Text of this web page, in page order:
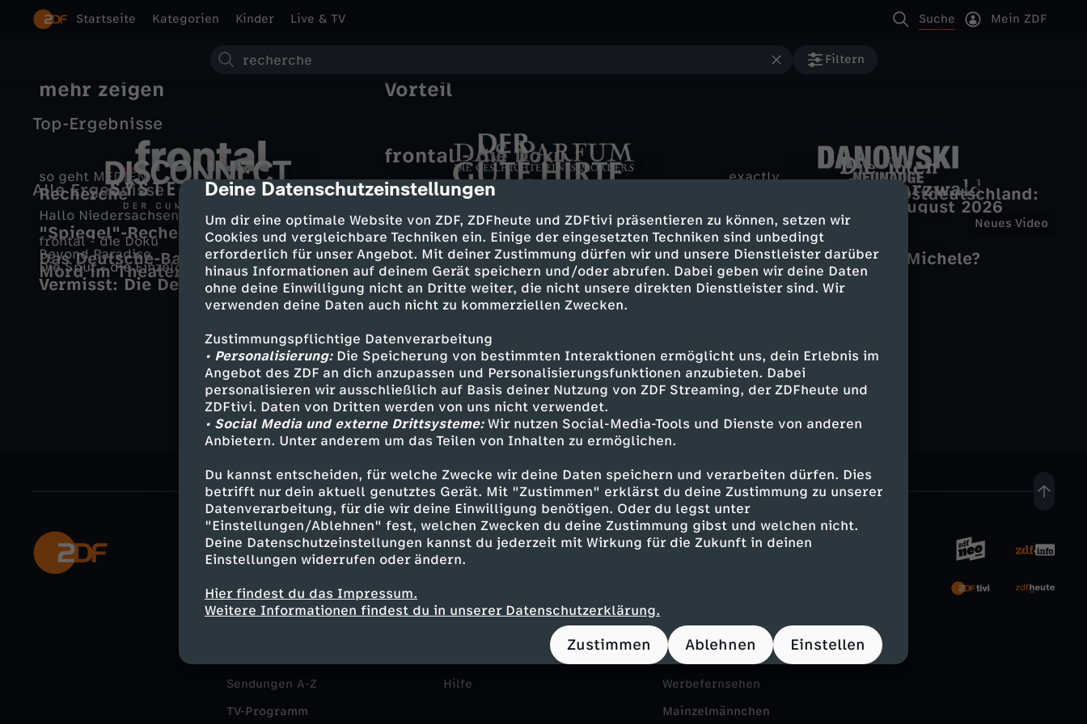
cmp-dialog-description
Deine Datenschutzeinstellungen
Um dir eine optimale Website von ZDF, ZDFheute und ZDFtivi präsentieren zu können, setzen wir
Cookies und vergleichbare Techniken ein. Einige der eingesetzten Techniken sind unbedingt
erforderlich für unser Angebot. Mit deiner Zustimmung dürfen wir und unsere Dienstleister darüber
hinaus Informationen auf deinem Gerät speichern und/oder abrufen. Dabei geben wir deine Daten
ohne deine Einwilligung nicht an Dritte weiter, die nicht unsere direkten Dienstleister sind. Wir
verwenden deine Daten auch nicht zu kommerziellen Zwecken.
Zustimmungspflichtige Datenverarbeitung
• Personalisierung:Die Speicherung von bestimmten Interaktionen ermöglicht uns, dein Erlebnis im
Angebot des ZDF an dich anzupassen und Personalisierungsfunktionen anzubieten. Dabei
personalisieren wir ausschließlich auf Basis deiner Nutzung von ZDF Streaming, der ZDFheute und
ZDFtivi. Daten von Dritten werden von uns nicht verwendet.
• Social Media und externe Drittsysteme:Wir nutzen Social-Media-Tools und Dienste von anderen
Anbietern. Unter anderem um das Teilen von Inhalten zu ermöglichen.
Du kannst entscheiden, für welche Zwecke wir deine Daten speichern und verarbeiten dürfen. Dies
betrifft nur dein aktuell genutztes Gerät. Mit "Zustimmen" erklärst du deine Zustimmung zu unserer
Datenverarbeitung, für die wir deine Einwilligung benötigen. Oder du legst unter
"Einstellungen/Ablehnen" fest, welchen Zwecken du deine Zustimmung gibst und welchen nicht.
Deine Datenschutzeinstellungen kannst du jederzeit mit Wirkung für die Zukunft in deinen
Einstellungen widerrufen oder ändern.
Hier findest du das Impressum.
Weitere Informationen findest du in unserer Datenschutzerklärung.
Zustimmen Ablehnen Einstellen
Startseite Kategorien Kinder Live & TV Suche Mein ZDF
u
c
h
e
Filtern
Top-Ergebnisse
VOLLBILD - Recherchen, die
mehr zeigen
Vorteil
Alle Ergebnisse
so geht MEDIEN
Recherche
frontal - die Doku
exactly
Illegale Bordelle in Ostdeutschland:
Recherche im Rotlichtmilieu
f
r
o
Noch 3
D
a
s
P
a
r
f
u
m
-
i
e
Neues Video
Volle Kanne vom 4. August 2026
D
i
s
t
Noch 4
D
e
r
g
u
t
e
H
i
r
t
D
a
n
w
i
-
u
Hallo Niedersachsen
"Spiegel"-Recherche: Vorwürfe
gegen VW-Führungskräfte
ZDFheute live
Fall Michele: Warum die Hoffnung
schwindet
D
i
e
o
t
n
v
S
S
y
h
D
a
s
M
ä
d
c
h
e
v
o
Death in Paradise
Verletzter Stolz
Neues Video
frontal - die Doku
Das Deutsche-Bahn-Desaster
Beyond Paradise
Über Bord
ZDFheute live
Epstein Files: Wo ist Michele?
Beyond Paradise
Mord im Theaterexpress
frontal - die Doku
Laut, dreckig: Abgasskandal bei
Motorrädern
Die Spur - die Einzeldokus
Vergiftet in Istanbul
Die Spur - die Einzeldokus
Vermisst: Die Deutsche aus den
Mehr Inhalte laden
Mehr ZDF
Smart TV
Sendungen A-Z
TV-Programm
Service
Hilfe
Das ZDF
Presseportal
ZDF goes Schule
Werbefernsehen
Mainzelmännchen